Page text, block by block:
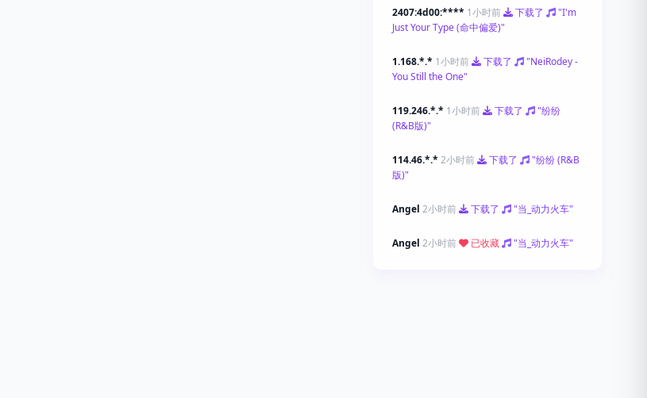
2407:4d00:**** 1小时前 下载了
"I'm
Just Your Type (命中偏爱)"
1.168.*.* 1小时前 下载了
"NeiRodey -
You Still the One"
119.246.*.* 1小时前 下载了
"纷纷
(R&B版)"
114.46.*.* 2小时前 下载了
"纷纷 (R&B
版)"
Angel 2小时前 下载了 "当_动力火车"
Angel 2小时前 已收藏 "当_动力火车"